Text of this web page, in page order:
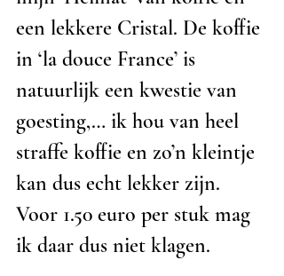
een lekkere Cristal. De koffie
in ‘la douce France’ is
natuurlijk een kwestie van
goesting,… ik hou van heel
straffe koffie en zo’n kleintje
kan dus echt lekker zijn.
Voor 1.50 euro per stuk mag
ik daar dus niet klagen.